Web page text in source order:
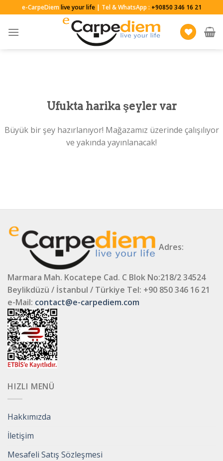
to
content
e-CarpeDiemlive your life| Tel & WhatsApp : +90850 346 16 21
Ufukta harika şeyler var
Büyük bir şey hazırlanıyor! Mağazamız üzerinde çalışılıyor
ve yakında yayınlanacak!
Adres:
Marmara Mah. Kocatepe Cad. C Blok No:218/2 34524
Beylikdüzü / İstanbul / Türkiye Tel: +90 850 346 16 21
e-Mail: contact@e-carpediem.com
HIZLI MENÜ
Hakkımızda
İletişim
Mesafeli Satış Sözleşmesi